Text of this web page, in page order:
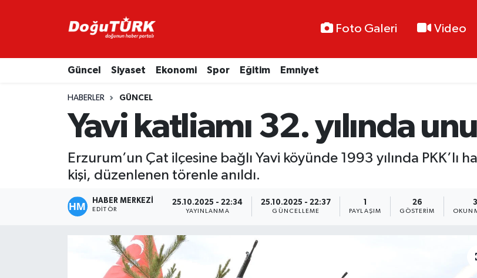
Foto Galeri Video
Güncel Siyaset Ekonomi Spor Eğitim Emniyet
HABERLER GÜNCEL
Yavi katliamı 32. yılında
Erzurum’un Çat ilçesine bağlı Yavi köyünde 1993 yılında
kişi, düzenlenen törenle anıldı.
HABER MERKEZİ
EDITÖR
25.10.2025 - 22:34
YAYINLANMA
25.10.2025 - 22:37
GÜNCELLEME
1
PAYLAŞIM
26
GÖSTERIM
Ekonomi
Trafik Durumu
Tüm Manşetler
Son Dakika Haberleri